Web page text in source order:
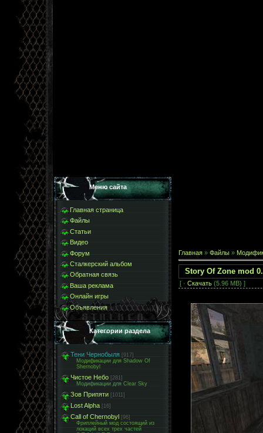
Меню сайта
Главная страница
Файлы
Статьи
Видео
Форум
Сталкерский альбом
Обратная связь
Ваша реклама
Онлайн игры
Объявления
Категории раздела
Тени Чернобыля [917]
Модификации для Shadow Of
Shernobyl
Чистое Небо [281]
Модификации для Clear Sky
Зов Припяти [1011]
Lost Alpha [16]
Call of Chernobyl [96]
Фриплейный мод состоящий из
локаций всех трех частей
Главная » Файлы »
Story Of Zone mod
[ · Скачать (5.96 MB) ]